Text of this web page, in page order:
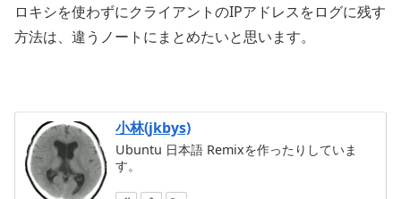
ロキシを使わずにクライアントのIPアドレスをログに残す
方法は、違うノートにまとめたいと思います。
小林(jkbys)
Ubuntu 日本語 Remixを作ったりしていま
す。